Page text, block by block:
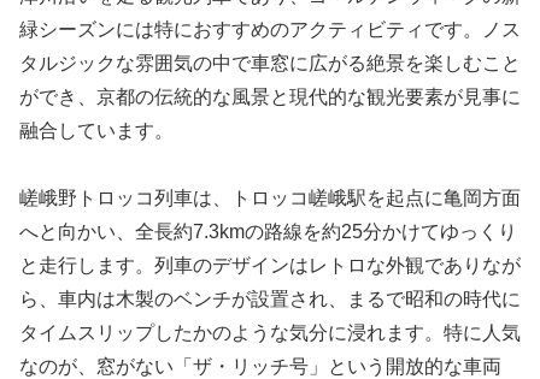
緑シーズンには特におすすめのアクティビティです。ノス
タルジックな雰囲気の中で車窓に広がる絶景を楽しむこと
ができ、京都の伝統的な風景と現代的な観光要素が見事に
融合しています。
嵯峨野トロッコ列車は、トロッコ嵯峨駅を起点に亀岡方面
へと向かい、全長約7.3kmの路線を約25分かけてゆっくり
と走行します。列車のデザインはレトロな外観でありなが
ら、車内は木製のベンチが設置され、まるで昭和の時代に
タイムスリップしたかのような気分に浸れます。特に人気
なのが、窓がない「ザ・リッチ号」という開放的な車両